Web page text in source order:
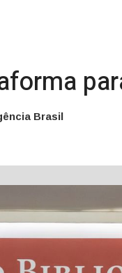
Brasil